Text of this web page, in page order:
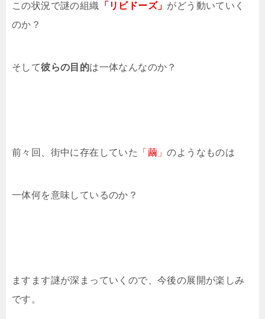
この状況で謎の組織 「リビドーズ」 がどう動いていく
のか？
そして彼らの目的は一体なんなのか？
前々回、街中に存在していた 「繭」のようなものは
一体何を意味しているのか？
ますます謎が深まっていくので、今後の展開が楽しみ
です。